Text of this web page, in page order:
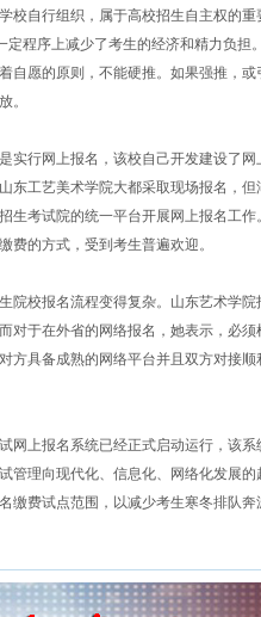
自行组织，属于高校招生自主权的重
程序上减少了考生的经济和精力负担
自愿的原则，不能硬推。如果强推，或
。
行网上报名，该校自己开发建设了网
东工艺美术学院大都采取现场报名，但
生考试院的统一平台开展网上报名工作
的方式，受到考生普遍欢迎。
校报名流程变得复杂。山东艺术学院
对于在外省的网络报名，她表示，必须
方具备成熟的网络平台并且双方对接顺
上报名系统已经正式启动运行，该系
管理向现代化、信息化、网络化发展的
缴费试点范围，以减少考生寒冬排队奔